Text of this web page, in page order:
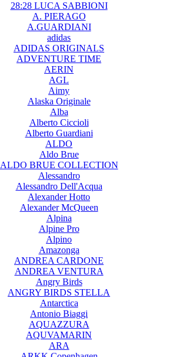
28:28 LUCA SABBIONI
A. PIERAGO
A.GUARDIANI
adidas
ADIDAS ORIGINALS
ADVENTURE TIME
AERIN
AGL
Aimy
Alaska Originale
Alba
Alberto Ciccioli
Alberto Guardiani
ALDO
Aldo Brue
ALDO BRUE COLLECTION
Alessandro
Alessandro Dell'Acqua
Alexander Hotto
Alexander McQueen
Alpina
Alpine Pro
Alpino
Amazonga
ANDREA CARDONE
ANDREA VENTURA
Angry Birds
ANGRY BIRDS STELLA
Antarctica
Antonio Biaggi
AQUAZZURA
AQUVAMARIN
ARA